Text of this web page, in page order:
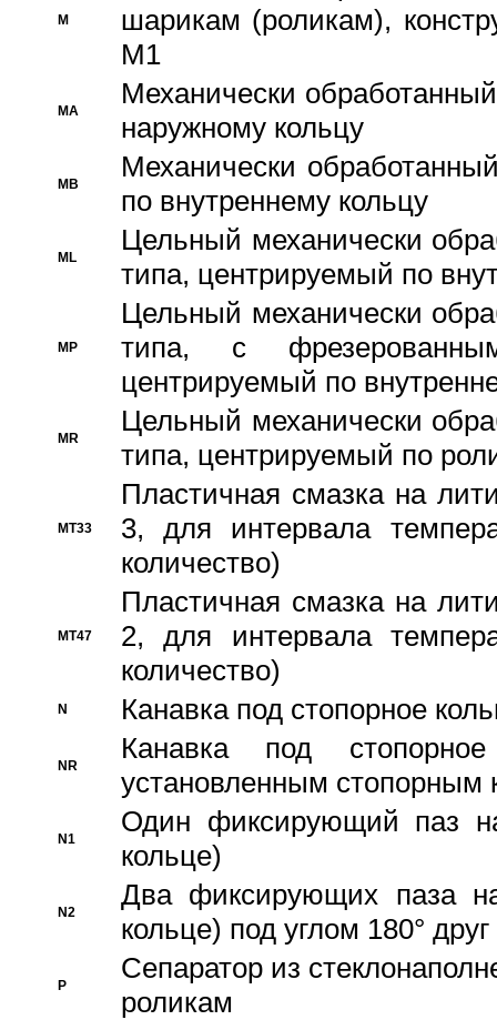
M
шарикам (роликам),
M1
MA
Механически
наружному кольцу
MB
Механически
по внутреннему кольцу
ML
Цельный механически
типа, центрируемый по
MP
Цельный механически
типа, с
центрируемый по
MR
Цельный механически
типа, центрируемый по
MT33
Пластичная смазка на
3, для интервала
количество)
MT47
Пластичная смазка на
2, для интервала
количество)
N Канавка под стопорное
NR
Канавка под
установленным стопорным
N1
Один фиксирующий паз
кольце)
N2
Два фиксирующих паза
кольце) под углом 180° друг
P
Cепаратор из
роликам